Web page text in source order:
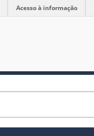
Acesso à informação